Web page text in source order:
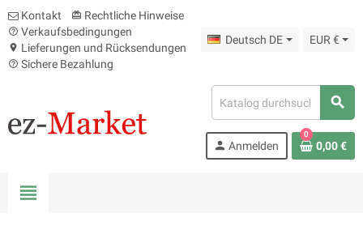
Kontakt card_giftcard Rechtliche Hinweise
help_outline Verkaufsbedingungen
location_on Lieferungen und Rücksendungen
help_outline Sichere Bezahlung
Deutsch DE EUR €
search
person Anmelden
0
0,00 €
view_headline